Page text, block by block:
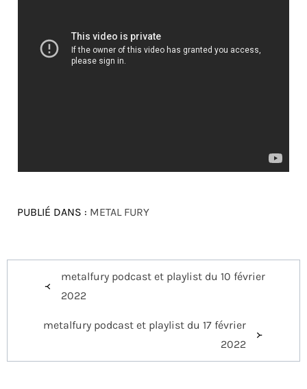
PUBLIÉ DANS : METAL FURY
Navigation
metalfury podcast et playlist du 10 février
2022
metalfury podcast et playlist du 17 février
2022